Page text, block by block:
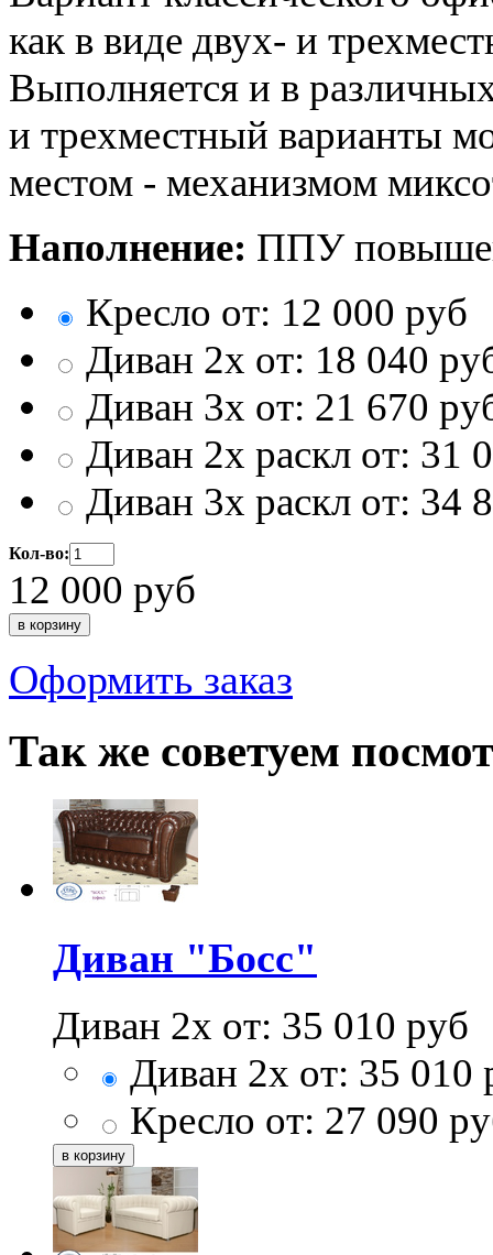
как в виде двух- и
Выполняется и в
и трехместный варианты
местом - механизмом
Наполнение: ППУ
Кресло от: 12 000 руб
Диван 2х от: 18 040
Диван 3х от: 21 670
Диван 2х раскл от: 31
Диван 3х раскл от: 34
Кол-во:
12 000 руб
Оформить заказ
Так же советуем
Диван "Босс"
Диван 2х от: 35 010 руб
Диван 2х от: 35 010
Кресло от: 27 090